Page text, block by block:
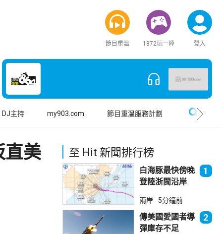
節目重溫 1872玩一陣 登入
DJ主持 my903.com 節目重溫服務計劃
美 至 Hit 新聞排行榜
白海豚最快傍晚
登陸浙閩沿岸
廿萬人
1
兩岸 5分鐘前
傳美國愛國者導
彈庫存不足
2